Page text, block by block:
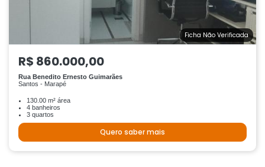
Ficha Não Verificada
R$ 860.000,00
Rua Benedito Ernesto Guimarães
Santos - Marapé
130.00 m² área
4 banheiros
3 quartos
Quero saber mais